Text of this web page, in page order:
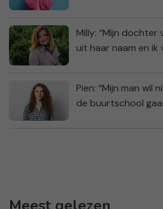
Milly: “Mijn
uit haar naam en ik
Pien: “Mijn man wil
de buurtschool